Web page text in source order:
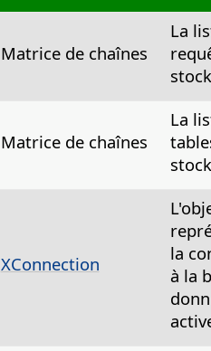
Matrice de chaînes
La
Matrice de chaînes
La
XConnection
la
à la